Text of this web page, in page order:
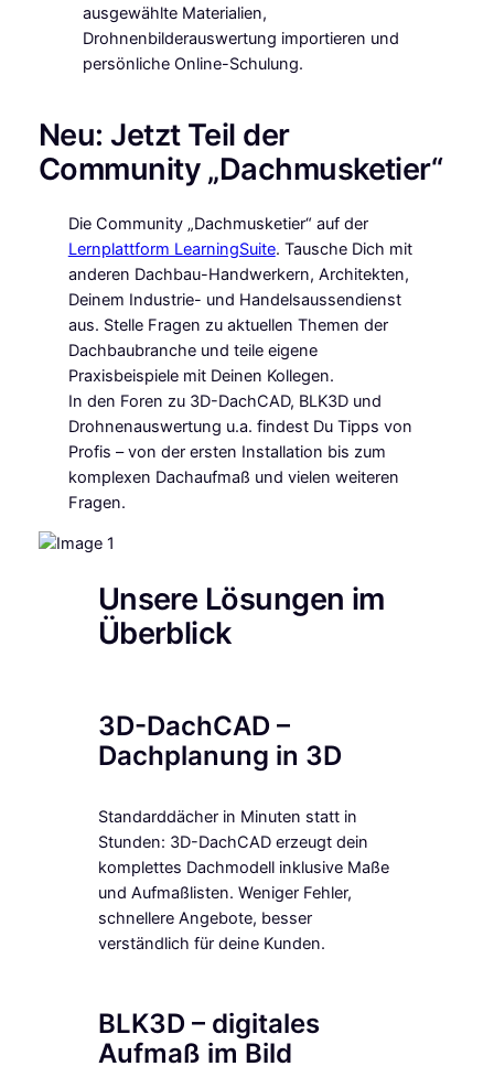
ausgewählte Materialien,
Drohnenbilderauswertung importieren und
persönliche Online-Schulung.
Neu: Jetzt Teil der
Community „Dachmusketier“
Die Community „Dachmusketier“ auf der
Lernplattform LearningSuite. Tausche Dich mit
anderen Dachbau-Handwerkern, Architekten,
Deinem Industrie- und Handelsaussendienst
aus. Stelle Fragen zu aktuellen Themen der
Dachbaubranche und teile eigene
Praxisbeispiele mit Deinen Kollegen.
In den Foren zu 3D-DachCAD, BLK3D und
Drohnenauswertung u.a. findest Du Tipps von
Profis – von der ersten Installation bis zum
komplexen Dachaufmaß und vielen weiteren
Fragen.
Unsere Lösungen im
Überblick
3D-DachCAD –
Dachplanung in 3D
Standarddächer in Minuten statt in
Stunden: 3D-DachCAD erzeugt dein
komplettes Dachmodell inklusive Maße
und Aufmaßlisten. Weniger Fehler,
schnellere Angebote, besser
verständlich für deine Kunden.
BLK3D – digitales
Aufmaß im Bild